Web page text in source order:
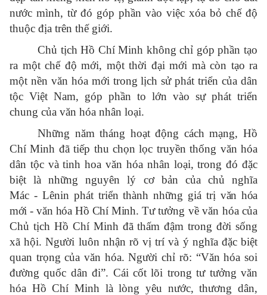
nước mình, từ đó góp phần vào việc xóa bỏ chế độ
thuộc địa trên thế giới.
Chủ tịch Hồ Chí Minh không chỉ góp phần tạo
ra một chế độ mới, một thời đại mới mà còn tạo ra
một nền văn hóa mới trong lịch sử phát triển của dân
tộc Việt Nam, góp phần to lớn vào sự phát triển
chung của văn hóa nhân loại.
Những năm tháng hoạt động cách mạng, Hồ
Chí Minh đã tiếp thu chọn lọc truyền thống văn hóa
dân tộc và tinh hoa văn hóa nhân loại, trong đó đặc
biệt là những nguyên lý cơ bản của chủ nghĩa
Mác - Lênin phát triển thành những giá trị văn hóa
mới - văn hóa Hồ Chí Minh. Tư tưởng về văn hóa của
Chủ tịch Hồ Chí Minh đã thấm đậm trong đời sống
xã hội. Người luôn nhận rõ vị trí và ý nghĩa đặc biệt
quan trọng của văn hóa. Người chỉ rõ: “Văn hóa soi
đường quốc dân đi”. Cái cốt lõi trong tư tưởng văn
hóa Hồ Chí Minh là lòng yêu nước, thương dân,